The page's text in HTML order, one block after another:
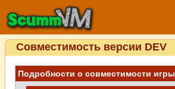
Совместимость версии DEV
Подробности о совместимости игры